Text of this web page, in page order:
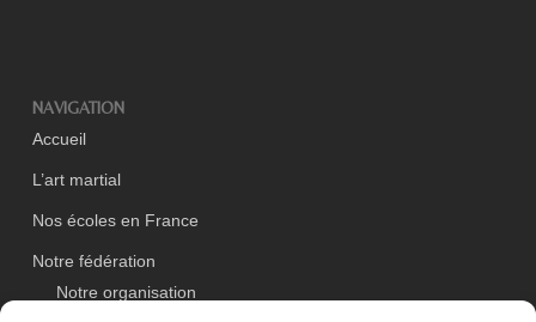
NAVIGATION
Accueil
L’art martial
Nos écoles en France
Notre fédération
Notre organisation